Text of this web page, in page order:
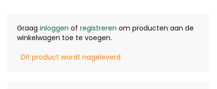
Graag inloggen of registreren om producten aan de
winkelwagen toe te voegen.
Dit product wordt nageleverd